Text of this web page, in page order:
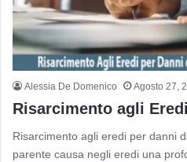
Alessia De Domenico Agosto 27,
Risarcimento agli
Risarcimento agli eredi per danni
parente causa negli eredi una